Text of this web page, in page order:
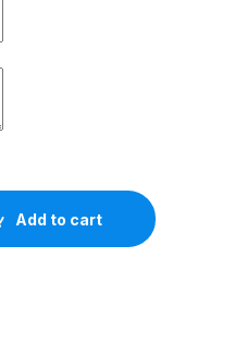
Add to cart